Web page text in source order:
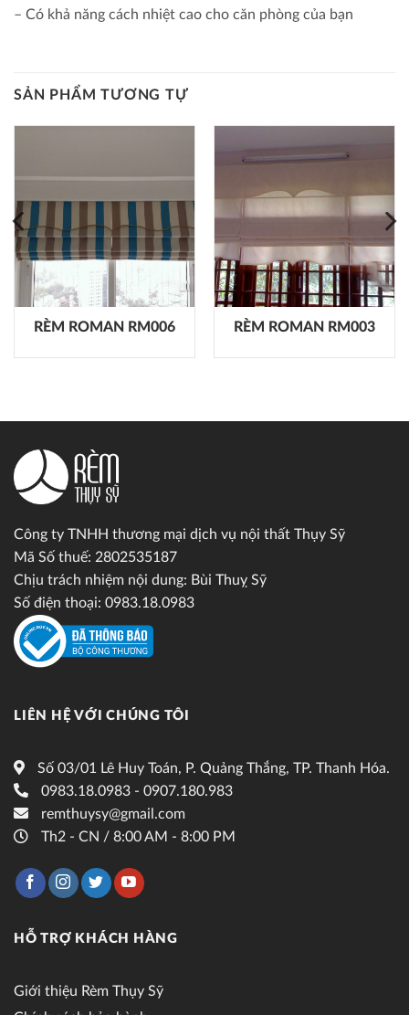
– Có khả năng cách nhiệt cao cho căn phòng của bạn
SẢN PHẨM TƯƠNG TỰ
RÈM ROMAN RM006 RÈM ROMAN RM003
Công ty TNHH thương mại dịch vụ nội thất Thụy Sỹ
Mã Số thuế: 2802535187
Chịu trách nhiệm nội dung: Bùi Thuỵ Sỹ
Số điện thoại: 0983.18.0983
LIÊN HỆ VỚI CHÚNG TÔI
Số 03/01 Lê Huy Toán, P. Quảng Thắng, TP. Thanh Hóa.
0983.18.0983 - 0907.180.983
remthuysy@gmail.com
Th2 - CN / 8:00 AM - 8:00 PM
HỖ TRỢ KHÁCH HÀNG
Giới thiệu Rèm Thụy Sỹ